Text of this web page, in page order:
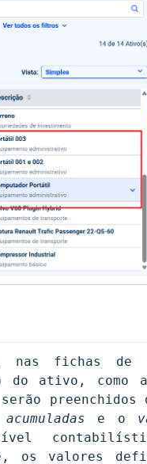
nas fichas de
do ativo,
e o
os valores